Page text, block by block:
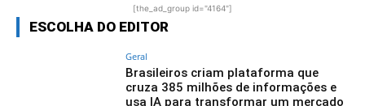
[the_ad_group id="4164"]
ESCOLHA DO EDITOR
Geral
Brasileiros criam plataforma que
cruza 385 milhões de informações e
usa IA para transformar um mercado